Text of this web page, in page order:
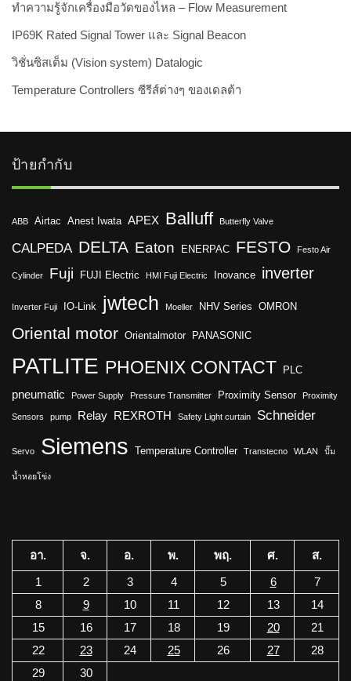
ทำความรู้จักเครื่องมือวัดของไหล – Flow Measurement
IP69K Rated Signal Tower และ Signal Beacon
วิชั่นซิสเต็ม (Vision system) Datalogic
Temperature Controllers ซีรีส์ต่างๆ ของเดลต้า
ป้ายกำกับ
ABB Airtac Anest Iwata APEX Balluff Butterfly Valve
CALPEDA DELTA Eaton ENERPAC FESTO Festo Air
Cylinder Fuji FUJI Electric HMI Fuji Electric Inovance inverter
Inverter Fuji IO-Link jwtech Moeller NHV Series OMRON
Oriental motor Orientalmotor PANASONIC
PATLITE PHOENIX CONTACT PLC
pneumatic Power Supply Pressure Transmitter Proximity Sensor Proximity
Sensors pump Relay REXROTH Safety Light curtain Schneider
Servo Siemens Temperature Controller Transtecno WLAN ปั๊ม
น้ำหอยโข่ง
อา. จ. อ. พ. พฤ. ศ.
ส.
1
2 3 4 5 6
7
8
9 10 11 12 13
14
15
16 17 18 19 20
21
22
23 24 25 26 27
28
29
30